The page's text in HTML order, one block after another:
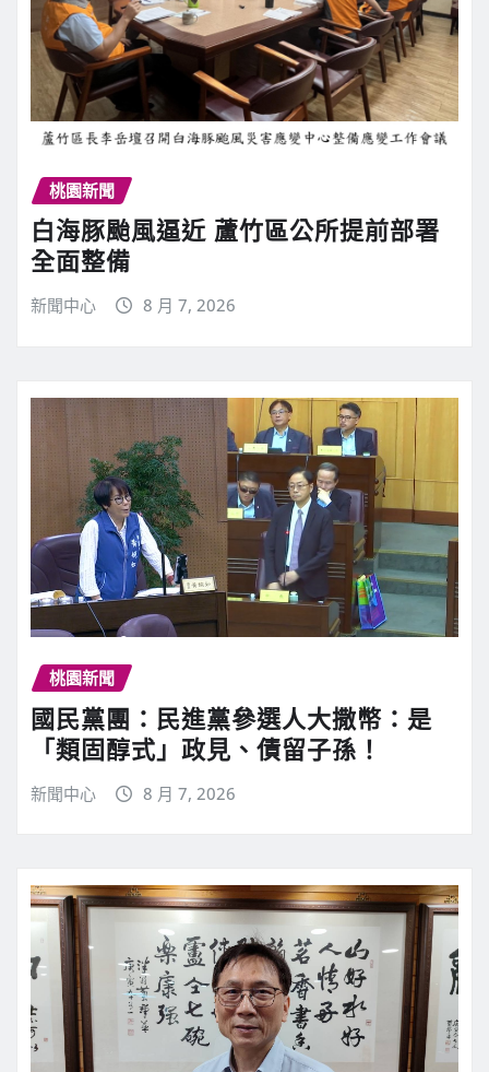
桃園新聞
白海豚颱風逼近 蘆竹區公所提前部署
全面整備
新聞中心 8 月 7, 2026
桃園新聞
國民黨團：民進黨參選人大撒幣：是
「類固醇式」政見、債留子孫！
新聞中心 8 月 7, 2026